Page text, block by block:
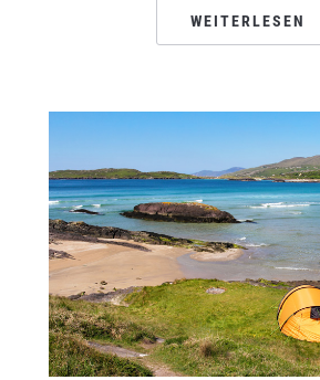
WEITERLESEN